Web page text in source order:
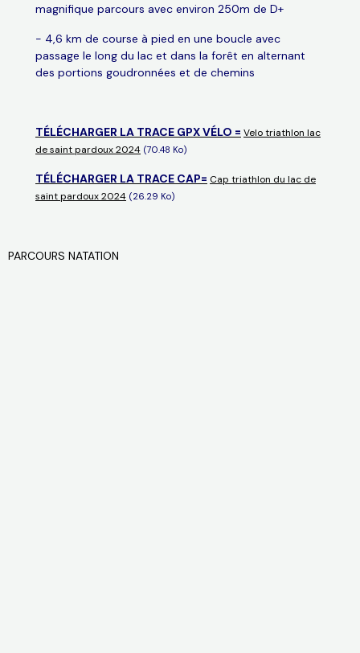
magnifique parcours avec environ 250m de D+
- 4,6 km de course à pied en une boucle avec
passage le long du lac et dans la forêt en alternant
des portions goudronnées et de chemins
TÉLÉCHARGER LA TRACE GPX VÉLO = Velo triathlon lac
de saint pardoux 2024 (70.48 Ko)
TÉLÉCHARGER LA TRACE CAP= Cap triathlon du lac de
saint pardoux 2024 (26.29 Ko)
PARCOURS NATATION